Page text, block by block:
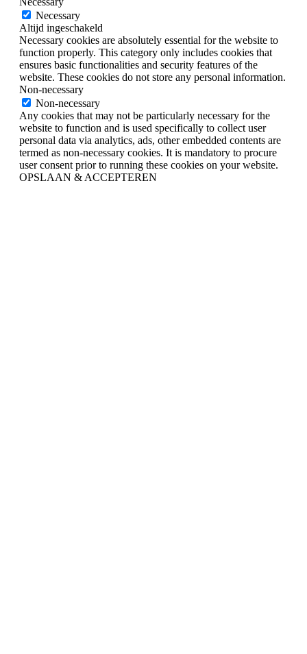
Necessary
Altijd ingeschakeld
Necessary cookies are absolutely essential for the website to
function properly. This category only includes cookies that
ensures basic functionalities and security features of the
website. These cookies do not store any personal information.
Non-necessary
Non-necessary
Any cookies that may not be particularly necessary for the
website to function and is used specifically to collect user
personal data via analytics, ads, other embedded contents are
termed as non-necessary cookies. It is mandatory to procure
user consent prior to running these cookies on your website.
OPSLAAN & ACCEPTEREN